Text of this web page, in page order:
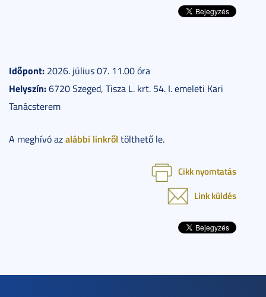
Időpont: 2026. július 07. 11.00 óra
Helyszín:6720 Szeged, Tisza L. krt. 54. I. emeleti Kari
Tanácsterem
A meghívó azalábbi linkről tölthető le.
Cikk nyomtatás
Link küldés